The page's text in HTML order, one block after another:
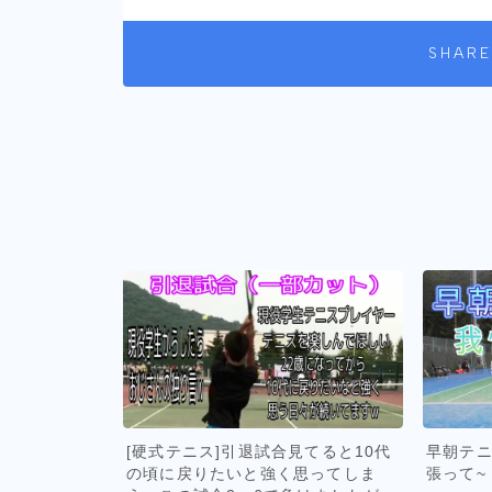
SHARE
[硬式テニス]引退試合見てると10代
の頃に戻りたいと強く思ってしま
早朝テ
張って~